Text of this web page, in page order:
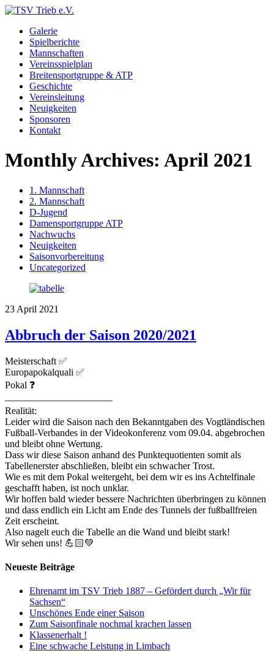
Galerie
Spielberichte
Mannschaften
Vereinsspielplan
Breitensportgruppe & ATP
Geschichte
Vereinsleitung
Neuigkeiten
Sponsoren
Kontakt
Monthly Archives: April 2021
1. Mannschaft
2. Mannschaft
D-Jugend
Damensportgruppe ATP
Nachwuchs
Neuigkeiten
Saisonvorbereitung
Uncategorized
23 April 2021
Abbruch der Saison 2020/2021
Meisterschaft ✅
Europapokalquali ✅
Pokal ❓
———————————
Realität:
Leider wird die Saison nach den Bekanntgaben des Vogtländischen
Fußball-Verbandes in der Videokonferenz vom 09.04. abgebrochen
und bleibt ohne Wertung.
Dass wir diese Saison anhand des Punktequotienten somit als
Tabellenerster abschließen, bleibt ein schwacher Trost.
Wie es mit dem Pokal weitergeht, bei dem wir es ins Achtelfinale
geschafft haben, ist noch unklar.
Wir hoffen bald wieder bessere Nachrichten überbringen zu können
und dass endlich ein Licht am Ende des Tunnels der fußballfreien
Zeit erscheint.
Also nagelt euch die Tabelle an die Wand und bleibt stark!
Wir sehen uns! 💪🏻💚
Neueste Beiträge
Ehrenamt im TSV Trieb 1887 – Gefördert durch „Wir für
Sachsen“
Unschönes Ende einer Saison
Zum Saisonfinale nochmal krachen lassen
Klassenerhalt !
Eine schwache Leistung in Limbach